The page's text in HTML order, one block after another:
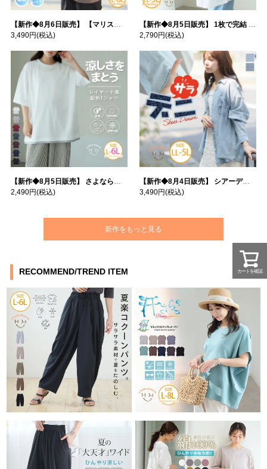
【新作◆8月6日販売】 【マリスポーツ】 運動初心者さんのための フード付き パーカー | 大きいサイズの通販ならハッピーマリリン
3,490円(税込)
【新作◆8月5日販売】 1枚で完結 袖口＆バック フハク使い トップス | 大きいサイズの通販ならハッピーマリリン
2,790円(税込)
【新作◆8月5日販売】 さよなら猛暑 涼しさを着る 遮熱 接触冷感 吸水・速乾 五分袖 コンフォートメッシュ 配色レイヤード 風ゆる Tシャツ | 大きいサイズの通販ならハッピーマリリン
2,490円(税込)
【新作◆8月4日販売】 シアーデニムで お洒落に肌隠し | 大きいサイズの通販ならハッピーマリリン
3,490円(税込)
新作をもっと見る
RECOMMEND/TREND ITEM カートを確認